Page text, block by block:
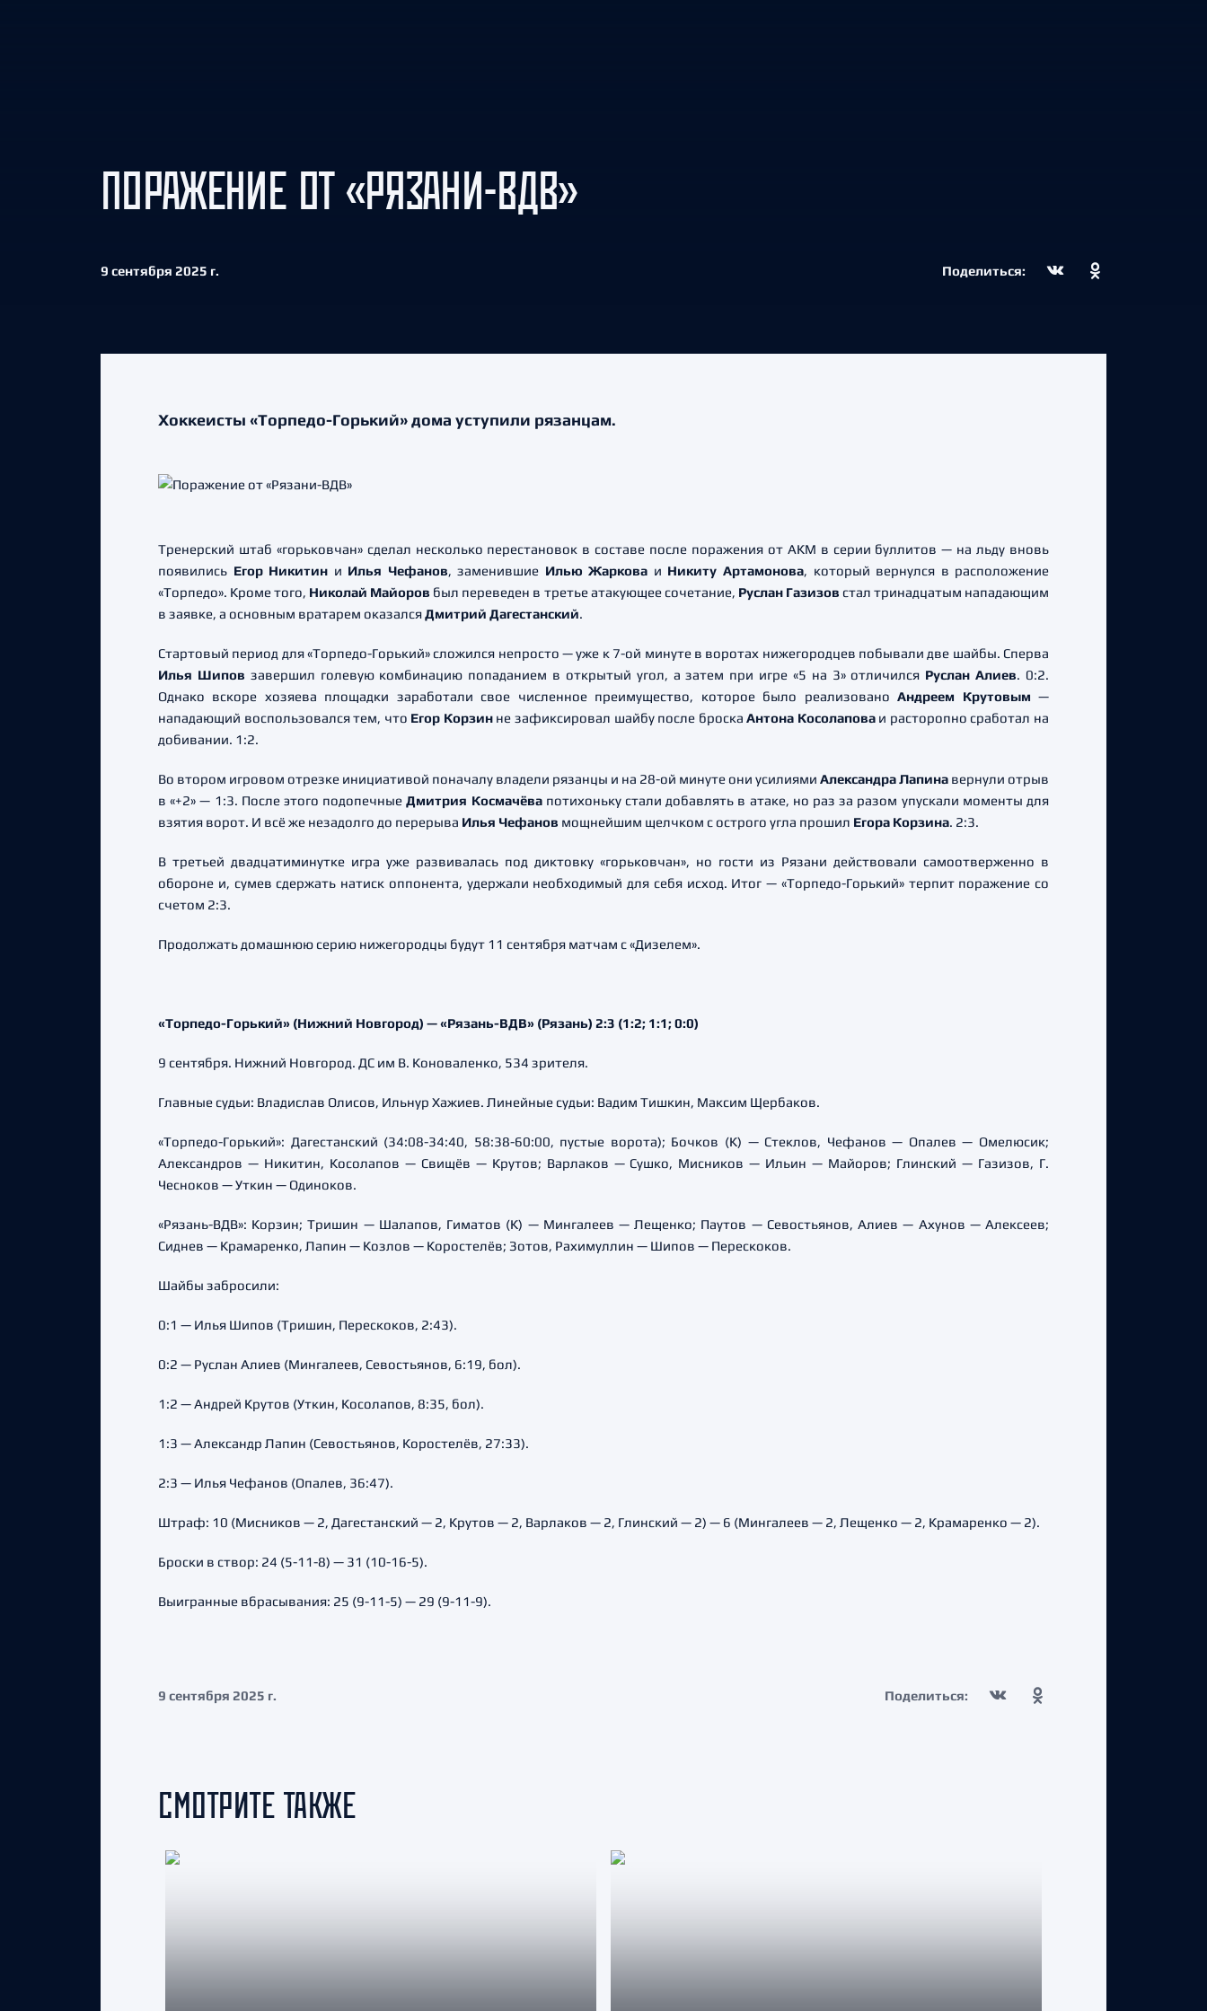
ПОРАЖЕНИЕ ОТ «РЯЗАНИ-ВДВ»
9 сентября 2025 г. Поделиться:
Хоккеисты «Торпедо-Горький» дома уступили рязанцам.
Тренерский штаб «горьковчан» сделал несколько перестановок в составе после поражения от АКМ в серии буллитов — на льду вновь
появились Егор Никитин и Илья Чефанов, заменившие Илью Жаркова и Никиту Артамонова, который вернулся в расположение
«Торпедо». Кроме того, Николай Майоров был переведен в третье атакующее сочетание, Руслан Газизов стал тринадцатым нападающим
в заявке, а основным вратарем оказалсяДмитрий Дагестанский.
Стартовый период для «Торпедо-Горький» сложился непросто — уже к 7-ой минуте в воротах нижегородцев побывали две шайбы. Сперва
Илья Шипов завершил голевую комбинацию попаданием в открытый угол, а затем при игре «5 на 3» отличился Руслан Алиев. 0:2.
Однако вскоре хозяева площадки заработали свое численное преимущество, которое было реализованоАндреем Крутовым —
нападающий воспользовался тем, что Егор Корзинне зафиксировал шайбу после броскаАнтона Косолаповаи расторопно сработал на
добивании. 1:2.
Во втором игровом отрезке инициативой поначалу владели рязанцы и на 28-ой минуте они усилиями Александра Лапина вернули отрыв
в «+2» — 1:3. После этого подопечныеДмитрия Космачёвапотихоньку стали добавлять в атаке, но раз за разом упускали моменты для
взятия ворот. И всё же незадолго до перерыва Илья Чефанов мощнейшим щелчком с острого угла прошил Егора Корзина. 2:3.
В третьей двадцатиминутке игра уже развивалась под диктовку «горьковчан», но гости из Рязани действовали самоотверженно в
обороне и, сумев сдержать натиск оппонента, удержали необходимый для себя исход. Итог — «Торпедо-Горький» терпит поражение со
счетом 2:3.
Продолжать домашнюю серию нижегородцы будут 11 сентября матчам с «Дизелем».
«Торпедо-Горький» (Нижний Новгород) — «Рязань-ВДВ» (Рязань) 2:3 (1:2; 1:1; 0:0)
9 сентября. Нижний Новгород. ДС им В. Коноваленко, 534 зрителя.
Главные судьи: Владислав Олисов, Ильнур Хажиев. Линейные судьи: Вадим Тишкин, Максим Щербаков.
«Торпедо-Горький»: Дагестанский (34:08-34:40, 58:38-60:00, пустые ворота); Бочков (К) — Стеклов, Чефанов — Опалев — Омелюсик;
Александров — Никитин, Косолапов — Свищёв — Крутов; Варлаков — Сушко, Мисников — Ильин — Майоров; Глинский — Газизов, Г.
Чесноков — Уткин — Одиноков.
«Рязань-ВДВ»: Корзин; Тришин — Шалапов, Гиматов (К) — Мингалеев — Лещенко; Паутов — Севостьянов, Алиев — Ахунов — Алексеев;
Сиднев — Крамаренко, Лапин — Козлов — Коростелёв; Зотов, Рахимуллин — Шипов — Перескоков.
Шайбы забросили:
0:1 — Илья Шипов (Тришин, Перескоков, 2:43).
0:2 — Руслан Алиев (Мингалеев, Севостьянов, 6:19, бол).
1:2 — Андрей Крутов (Уткин, Косолапов, 8:35, бол).
1:3 — Александр Лапин (Севостьянов, Коростелёв, 27:33).
2:3 — Илья Чефанов (Опалев, 36:47).
Штраф: 10 (Мисников — 2, Дагестанский — 2, Крутов — 2, Варлаков — 2, Глинский — 2) — 6 (Мингалеев — 2, Лещенко — 2, Крамаренко — 2).
Броски в створ: 24 (5-11-8) — 31 (10-16-5).
Выигранные вбрасывания: 25 (9-11-5) — 29 (9-11-9).
9 сентября 2025 г. Поделиться:
СМОТРИТЕ ТАКЖЕ